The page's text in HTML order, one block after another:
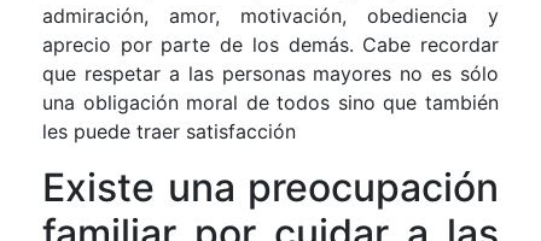
admiración, amor, motivación, obediencia y
aprecio por parte de los demás. Cabe recordar
que respetar a las personas mayores no es sólo
una obligación moral de todos sino que también
les puede traer satisfacción
Existe una preocupación